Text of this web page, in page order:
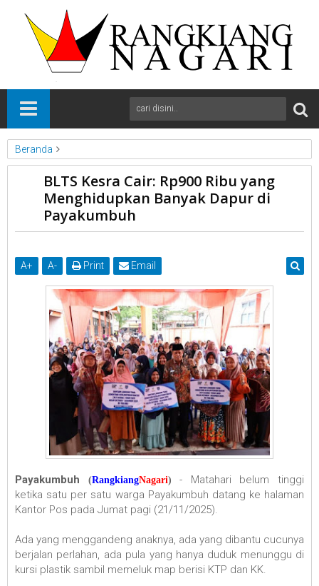
Beranda
News
Payakumbuh
Sumbar
BLTS Kesra Cair: Rp900 Ribu yang Menghidupkan Banyak Dapur
di Payakumbuh
BLTS Kesra Cair: Rp900 Ribu yang
Menghidupkan Banyak Dapur di
Payakumbuh
A+ A- Print Email
Payakumbuh (RangkiangNagari)- Matahari belum tinggi
ketika satu per satu warga Payakumbuh datang ke halaman
Kantor Pos pada Jumat pagi (21/11/2025).
Ada yang menggandeng anaknya, ada yang dibantu cucunya
berjalan perlahan, ada pula yang hanya duduk menunggu di
kursi plastik sambil memeluk map berisi KTP dan KK.